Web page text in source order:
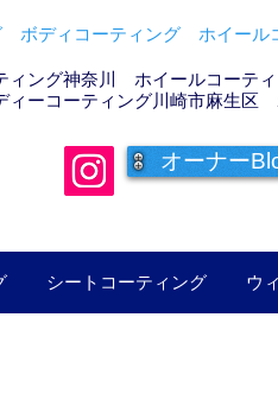
ボディコーティング ホイー
ング神奈川 ホイールコーテ
コーティング川崎市麻生区
オーナー
シートコーティング ウ